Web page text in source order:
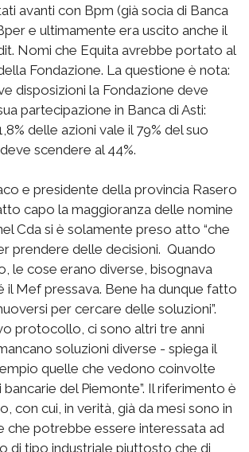
avanti con Bpm (già socia di Banca
e ultimamente era uscito anche il
Nomi che Equita avrebbe portato al
Fondazione. La questione è nota:
disposizioni la Fondazione deve
partecipazione in Banca di Asti:
delle azioni vale il 79% del suo
scendere al 44%.
e presidente della provincia Rasero
capo la maggioranza delle nomine
Cda si è solamente preso atto “che
prendere delle decisioni. Quando
le cose erano diverse, bisognava
il Mef pressava. Bene ha dunque fatto
per cercare delle soluzioni”.
protocollo, ci sono altri tre anni
soluzioni diverse - spiega il
quelle che vedono coinvolte
del Piemonte”. Il riferimento è
con cui, in verità, già da mesi sono in
che potrebbe essere interessata ad
di tipo industriale piuttosto che di